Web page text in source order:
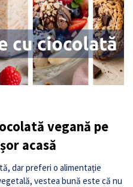
vegană pe
acasă
dar preferi o alimentație
vestea bună este că nu